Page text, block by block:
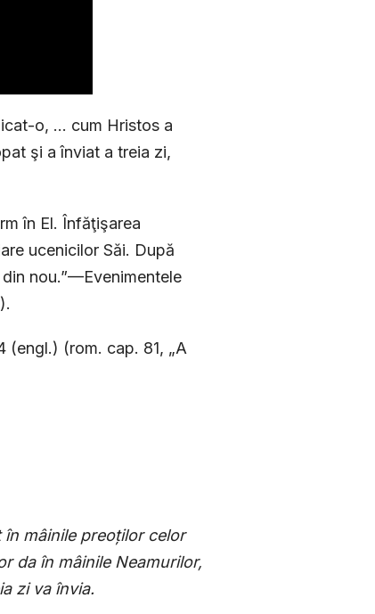
o, ... cum Hristos a
şi a înviat a treia zi,
în El. Înfăţişarea
ucenicilor Săi. După
nou.”—Evenimentele
(engl.) (rom. cap. 81, „A
în mâinile preoţilor celor
da în mâinile Neamurilor,
zi va învia.